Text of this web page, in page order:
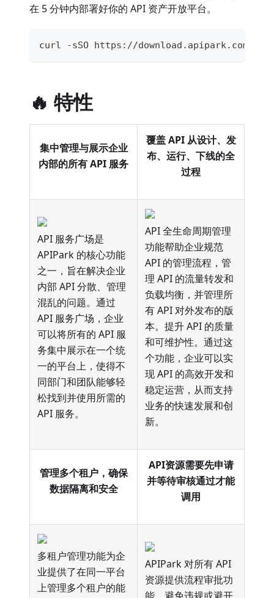
在 5 分钟内部署好你的 API 资产开放平台。
curl -sSO https://download.apipark.com/
🔥 特性
集中管理与展示企业
内部的所有 API 服务
覆盖 API 从设计、发
布、运行、下线的全
过程
API 服务广场是
APIPark 的核心功能
之一，旨在解决企业
内部 API 分散、管理
混乱的问题。通过
API 服务广场，企业
可以将所有的 API 服
务集中展示在一个统
一的平台上，使得不
同部门和团队能够轻
松找到并使用所需的
API 服务。
API 全生命周期管理
功能帮助企业规范
API 的管理流程，管
理 API 的流量转发和
负载均衡，并管理所
有 API 对外发布的版
本。提升 API 的质量
和可维护性。通过这
个功能，企业可以实
现 API 的高效开发和
稳定运营，从而支持
业务的快速发展和创
新。
管理多个租户，确保
数据隔离和安全
API资源需要先申请
并等待审核通过才能
调用
多租户管理功能为企
业提供了在同一平台
上管理多个租户的能
APIPark 对所有 API
资源提供流程审批功